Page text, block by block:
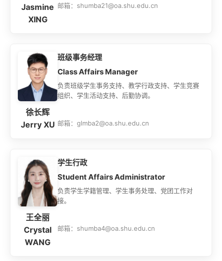
Jasmine
XING
邮箱：shumba21@oa.shu.edu.cn
徐长辉
Jerry XU
班级事务经理
Class Affairs Manager
负责班级学生事务支持、教学行政支持、学生竞赛
组织、学生活动支持、后勤协调。
邮箱：glmba2@oa.shu.edu.cn
王全丽
Crystal
WANG
学生行政
Student Affairs Administrator
负责学生学籍管理、学生事务处理、党团工作对
接。
邮箱：shumba4@oa.shu.edu.cn